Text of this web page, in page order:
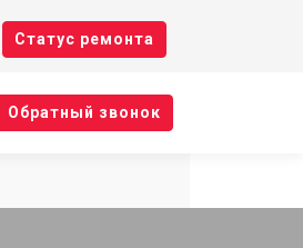
Cтатус ремонта
Oбратный звонок